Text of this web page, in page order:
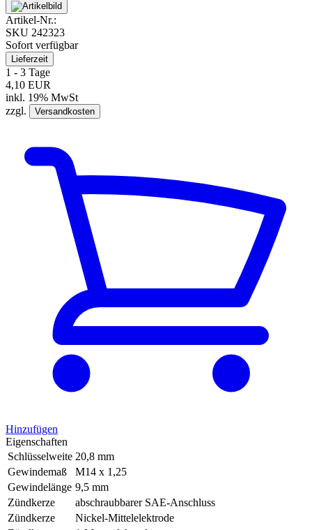
Artikel-Nr.:
SKU 242323
Sofort verfügbar
Lieferzeit
1 - 3 Tage
4,10 EUR
inkl. 19% MwSt
zzgl.
Versandkosten
Hinzufügen
Eigenschaften
Schlüsselweite 20,8 mm
Gewindemaß
M14 x 1,25
Gewindelänge 9,5 mm
Zündkerze
abschraubbarer SAE-Anschluss
Zündkerze
Nickel-Mittelelektrode